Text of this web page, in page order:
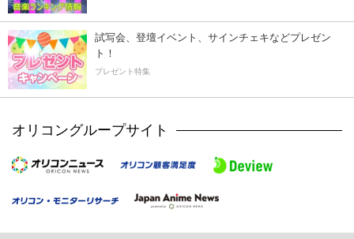
試写会、登壇イベント、サインチェキなどプレゼン
ト！
プレゼント特集
オリコングループサイト